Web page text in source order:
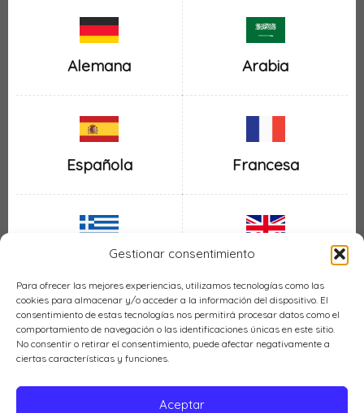
Gestionar consentimiento
Para ofrecer las mejores experiencias, utilizamos tecnologías como las
cookies para almacenar y/o acceder a la información del dispositivo. El
consentimiento de estas tecnologías nos permitirá procesar datos como el
comportamiento de navegación o las identificaciones únicas en este sitio.
No consentir o retirar el consentimiento, puede afectar negativamente a
ciertas características y funciones.
Aceptar
Alemana Arabia
Española Francesa
Griega Inglesa
Italiana